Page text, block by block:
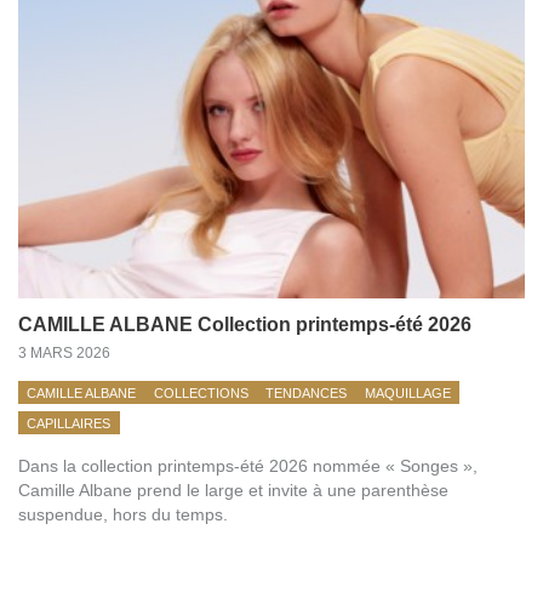
CAMILLE ALBANE Collection printemps-été 2026
3 MARS 2026
CAMILLE ALBANE COLLECTIONS TENDANCES MAQUILLAGE
CAPILLAIRES
Dans la collection printemps-été 2026 nommée « Songes »,
Camille Albane prend le large et invite à une parenthèse
suspendue, hors du temps.